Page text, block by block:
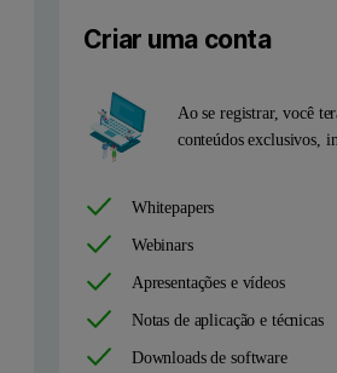
Criar uma conta
Ao se registrar, você
conteúdos exclusivos,
Whitepapers
Webinars
Apresentações e vídeos
Notas de aplicação e técnicas
Downloads de software